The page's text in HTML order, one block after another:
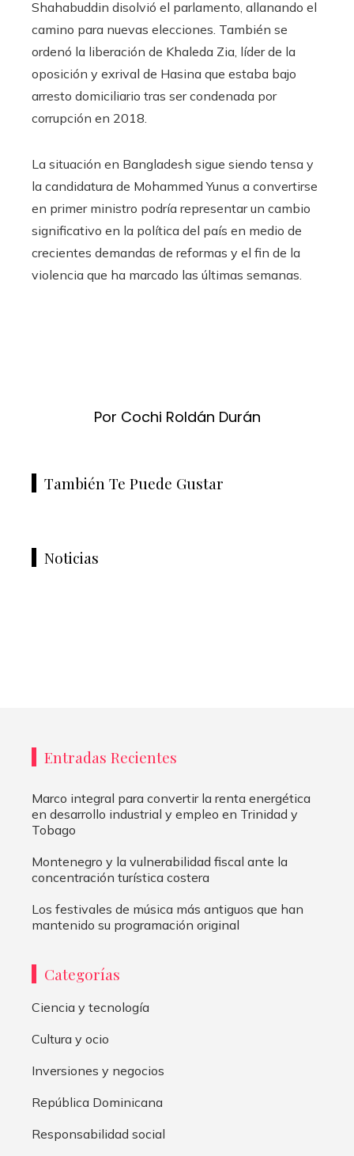
Shahabuddin disolvió el parlamento, allanando el
camino para nuevas elecciones. También se
ordenó la liberación de Khaleda Zia, líder de la
oposición y exrival de Hasina que estaba bajo
arresto domiciliario tras ser condenada por
corrupción en 2018.
La situación en Bangladesh sigue siendo tensa y
la candidatura de Mohammed Yunus a convertirse
en primer ministro podría representar un cambio
significativo en la política del país en medio de
crecientes demandas de reformas y el fin de la
violencia que ha marcado las últimas semanas.
Por Cochi Roldán Durán
También Te Puede Gustar
Noticias
Entradas Recientes
Marco integral para convertir la renta energética
en desarrollo industrial y empleo en Trinidad y
Tobago
Montenegro y la vulnerabilidad fiscal ante la
concentración turística costera
Los festivales de música más antiguos que han
mantenido su programación original
Categorías
Ciencia y tecnología
Cultura y ocio
Inversiones y negocios
República Dominicana
Responsabilidad social